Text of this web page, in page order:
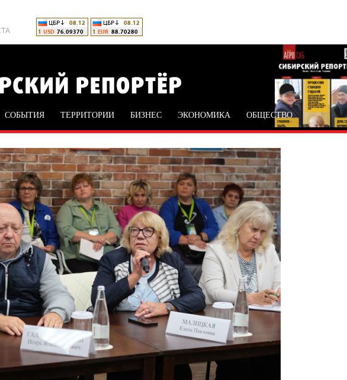
СОБЫТИЯ ТЕРРИТОРИИ БИЗНЕС ЭКОНОМИКА ОБЩЕСТВО